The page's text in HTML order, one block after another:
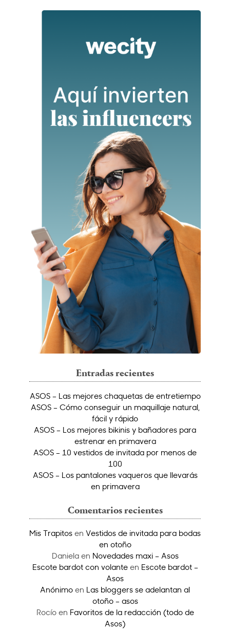
Entradas recientes
ASOS – Las mejores chaquetas de entretiempo
ASOS – Cómo conseguir un maquillaje natural,
fácil y rápido
ASOS – Los mejores bikinis y bañadores para
estrenar en primavera
ASOS – 10 vestidos de invitada por menos de
100
ASOS – Los pantalones vaqueros que llevarás
en primavera
Comentarios recientes
Mis Trapitos en Vestidos de invitada para bodas
en otoño
Danielaen Novedades maxi – Asos
Escote bardot con volanteen Escote bardot –
Asos
Anónimo en Las bloggers se adelantan al
otoño – asos
Rocíoen Favoritos de la redacción (todo de
Asos)